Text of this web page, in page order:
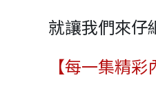
就讓我們來仔
【每一集精